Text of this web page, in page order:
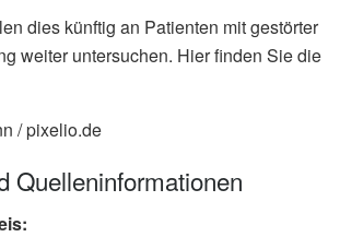
dies künftig an Patienten mit gestörter
weiter untersuchen. Hier finden Sie die
/ pixelio.de
Quelleninformationen